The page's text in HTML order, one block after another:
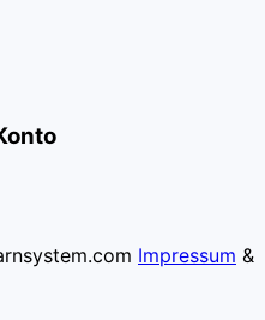
Impressum &